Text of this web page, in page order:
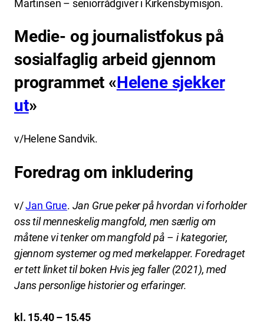
Martinsen – seniorrådgiver i Kirkensbymisjon.
Medie- og journalistfokus på
sosialfaglig arbeid gjennom
programmet «Helene sjekker
ut»
v/Helene Sandvik.
Foredrag om inkludering
v/Jan Grue. Jan Grue peker på hvordan vi forholder
oss til menneskelig mangfold, men særlig om
måtene vi tenker om mangfold på – i kategorier,
gjennom systemer og med merkelapper. Foredraget
er tett linket til boken Hvis jeg faller (2021), med
Jans personlige historier og erfaringer.
kl. 15.40 – 15.45